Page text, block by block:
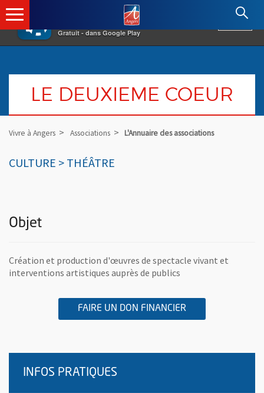
×
Gratuit - dans Google Play
Angers.fr : Retour à l'accueil
LE DEUXIEME COEUR
Vivre à Angers Associations L'Annuaire des associations
CULTURE > THÉÂTRE
Objet
Création et production d'œuvres de spectacle vivant et
interventions artistiques auprès de publics
FAIRE UN DON FINANCIER
INFOS PRATIQUES